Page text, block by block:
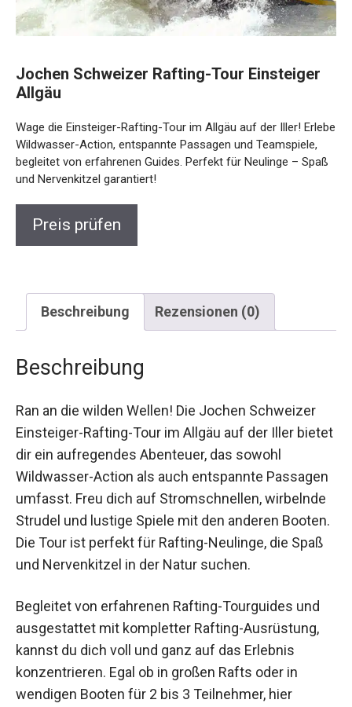
Jochen Schweizer Rafting-Tour Einsteiger
Allgäu
Wage die Einsteiger-Rafting-Tour im Allgäu auf der Iller! Erlebe
Wildwasser-Action, entspannte Passagen und Teamspiele,
begleitet von erfahrenen Guides. Perfekt für Neulinge – Spaß
und Nervenkitzel garantiert!
Preis prüfen
Beschreibung Rezensionen (0)
Beschreibung
Ran an die wilden Wellen! Die Jochen Schweizer
Einsteiger-Rafting-Tour im Allgäu auf der Iller bietet
dir ein aufregendes Abenteuer, das sowohl
Wildwasser-Action als auch entspannte Passagen
umfasst. Freu dich auf Stromschnellen, wirbelnde
Strudel und lustige Spiele mit den anderen Booten.
Die Tour ist perfekt für Rafting-Neulinge, die Spaß
und Nervenkitzel in der Natur suchen.
Begleitet von erfahrenen Rafting-Tourguides und
ausgestattet mit kompletter Rafting-Ausrüstung,
kannst du dich voll und ganz auf das Erlebnis
konzentrieren. Egal ob in großen Rafts oder in
wendigen Booten für 2 bis 3 Teilnehmer, hier